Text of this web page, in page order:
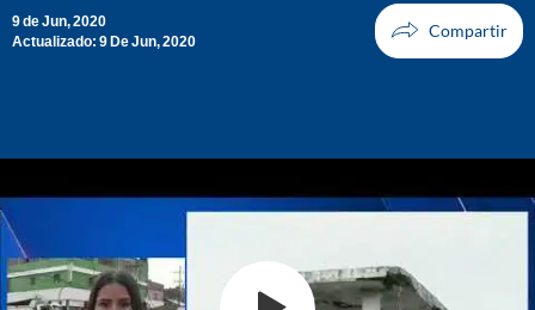
9 de Jun, 2020
Actualizado: 9 De Jun, 2020